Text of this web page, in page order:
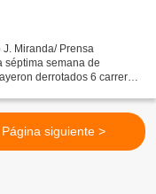
Miranda/ Prensa
séptima semana de
derrotados 6 carreras
Página siguiente >